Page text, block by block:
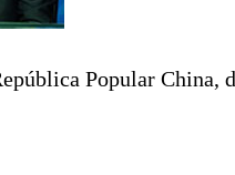
Popular China,